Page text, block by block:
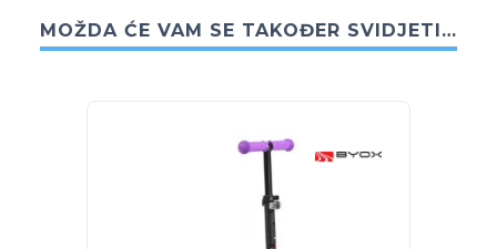
MOŽDA ĆE VAM SE TAKOĐER SVIDJETI…